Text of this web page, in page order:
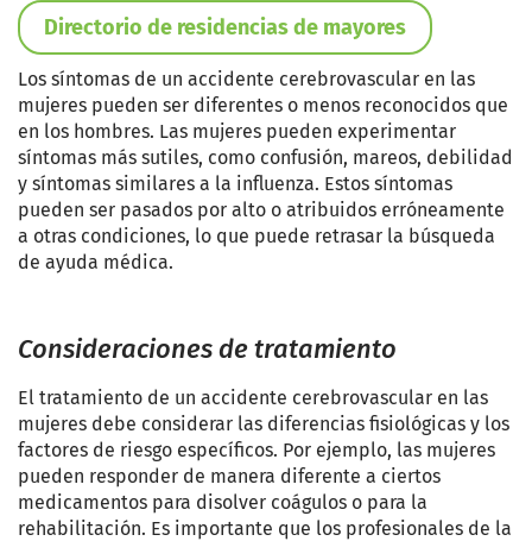
Directorio de residencias de mayores
Los síntomas de un accidente cerebrovascular en las
mujeres pueden ser diferentes o menos reconocidos que
en los hombres. Las mujeres pueden experimentar
síntomas más sutiles, como confusión, mareos, debilidad
y síntomas similares a la influenza. Estos síntomas
pueden ser pasados por alto o atribuidos erróneamente
a otras condiciones, lo que puede retrasar la búsqueda
de ayuda médica.
Consideraciones de tratamiento
El tratamiento de un accidente cerebrovascular en las
mujeres debe considerar las diferencias fisiológicas y los
factores de riesgo específicos. Por ejemplo, las mujeres
pueden responder de manera diferente a ciertos
medicamentos para disolver coágulos o para la
rehabilitación. Es importante que los profesionales de la